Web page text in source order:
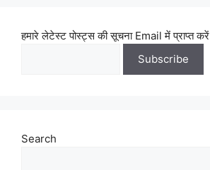
हमारे लेटेस्ट पोस्ट्स की सूचना Email में प्राप्त
Search